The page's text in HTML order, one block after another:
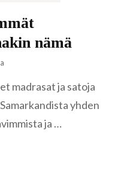
nämä
ja
nähtävyydet
–
madrasat ja satoja
yhden
ja …